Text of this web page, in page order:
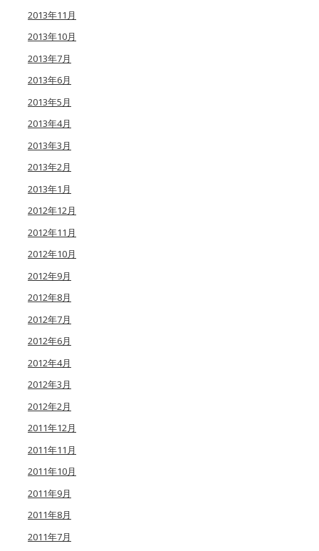
2013年11月
2013年10月
2013年7月
2013年6月
2013年5月
2013年4月
2013年3月
2013年2月
2013年1月
2012年12月
2012年11月
2012年10月
2012年9月
2012年8月
2012年7月
2012年6月
2012年4月
2012年3月
2012年2月
2011年12月
2011年11月
2011年10月
2011年9月
2011年8月
2011年7月